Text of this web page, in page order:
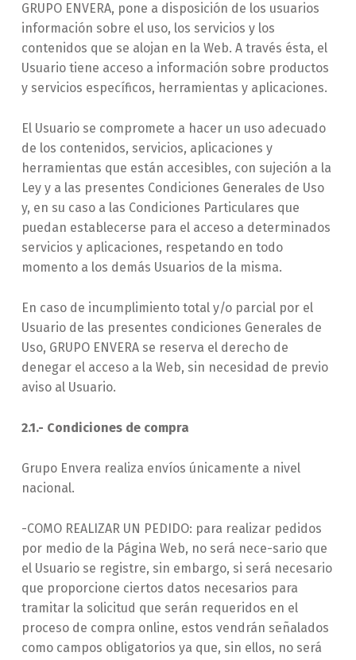
GRUPO ENVERA, pone a disposición de los usuarios
información sobre el uso, los servicios y los
contenidos que se alojan en la Web. A través ésta, el
Usuario tiene acceso a información sobre productos
y servicios específicos, herramientas y aplicaciones.
El Usuario se compromete a hacer un uso adecuado
de los contenidos, servicios, aplicaciones y
herramientas que están accesibles, con sujeción a la
Ley y a las presentes Condiciones Generales de Uso
y, en su caso a las Condiciones Particulares que
puedan establecerse para el acceso a determinados
servicios y aplicaciones, respetando en todo
momento a los demás Usuarios de la misma.
En caso de incumplimiento total y/o parcial por el
Usuario de las presentes condiciones Generales de
Uso, GRUPO ENVERA se reserva el derecho de
denegar el acceso a la Web, sin necesidad de previo
aviso al Usuario.
2.1.- Condiciones de compra
Grupo Envera realiza envíos únicamente a nivel
nacional.
-COMO REALIZAR UN PEDIDO: para realizar pedidos
por medio de la Página Web, no será nece-sario que
el Usuario se registre, sin embargo, si será necesario
que proporcione ciertos datos necesarios para
tramitar la solicitud que serán requeridos en el
proceso de compra online, estos vendrán señalados
como campos obligatorios ya que, sin ellos, no será